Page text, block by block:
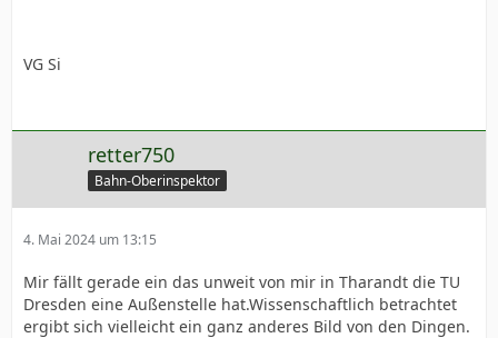
VG Si
retter750
Bahn-Oberinspektor
4. Mai 2024 um 13:15
Mir fällt gerade ein das unweit von mir in Tharandt die TU
Dresden eine Außenstelle hat.Wissenschaftlich betrachtet
ergibt sich vielleicht ein ganz anderes Bild von den Dingen.